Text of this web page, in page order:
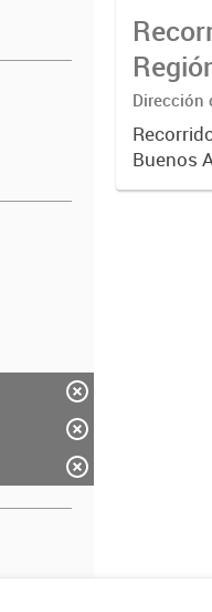
Dirección
Buenos